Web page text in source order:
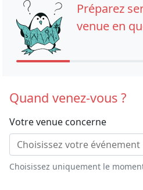
Préparez
venue en
Quand venez-vous ?
Votre venue concerne
Choisissez uniquement le